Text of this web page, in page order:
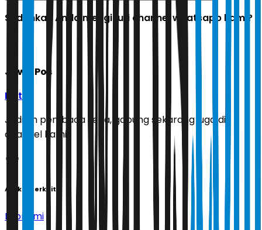
Sudahkah Anda mengikuti channel whatsapp kami?
Jawa Pos
Ikuti
Jadilah pembaca setia, gabung sekarang juga di
channel kami!
Artikel Terkait
Ekonomi